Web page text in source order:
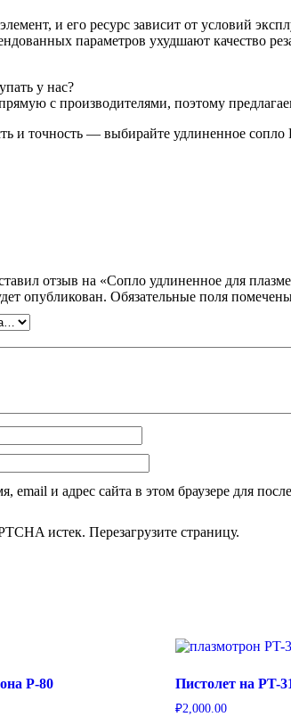
и его ресурс зависит от условий
параметров ухудшают качество
у нас?
с производителями, поэтому
и точность — выбирайте удлиненное сопло
отзыв на «Сопло удлиненное для
опубликован. Обязательные поля
email и адрес сайта в этом браузере для
истек. Перезагрузите страницу.
P-80 Пистолет на PT-
₽2,000.00